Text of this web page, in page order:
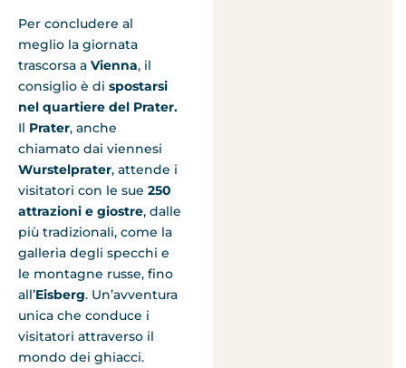
Per concludere al
meglio la giornata
trascorsa a Vienna, il
consiglio è di spostarsi
nel quartiere del Prater.
Il Prater, anche
chiamato dai viennesi
Wurstelprater, attende i
visitatori con le sue 250
attrazioni e giostre, dalle
più tradizionali, come la
galleria degli specchi e
le montagne russe, fino
all’Eisberg. Un’avventura
unica che conduce i
visitatori attraverso il
mondo dei ghiacci.